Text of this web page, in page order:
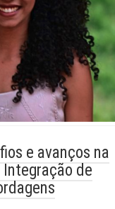
e avanços na
de